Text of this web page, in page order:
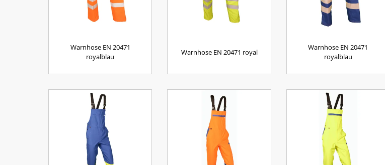
Warnhose EN 20471
royalblau
Warnhose EN 20471 royal
Warnhose EN 20471
royalblau